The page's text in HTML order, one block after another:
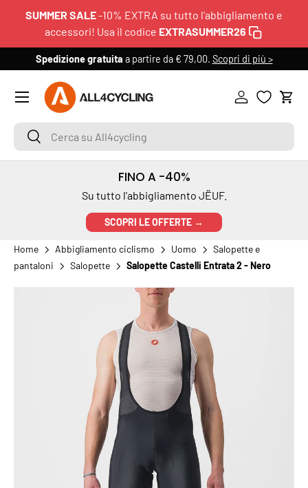
SUMMER SALE-10% EXTRA su tutto l'abbigliamento e
accessori! Usa il codice EXTRASUMMER26
Spedizione gratuita a partire da € 79,00. Scopri di più >
Cerca su All4cycling
Cerca
Accedi
Menu
FINO A -40%
Su tutto l'abbigliamento JËUF.
SCOPRI LE OFFERTE →
Home Abbigliamento ciclismo Uomo
Salopette e
pantaloni
Salopette Salopette Castelli Entrata 2 - Nero
PASSA ALLE INFORMAZIONI SUL PRODOTTO